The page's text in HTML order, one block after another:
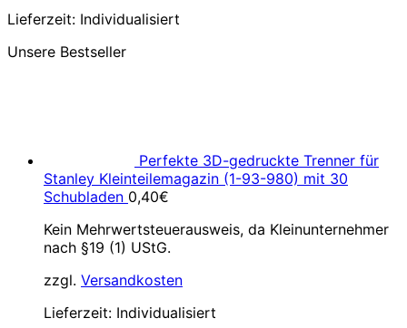
Lieferzeit: Individualisiert
Unsere Bestseller
Perfekte 3D-gedruckte Trenner für
Stanley Kleinteilemagazin (1-93-980) mit 30
Schubladen 0,40€
Kein Mehrwertsteuerausweis, da Kleinunternehmer
nach §19 (1) UStG.
zzgl. Versandkosten
Lieferzeit: Individualisiert